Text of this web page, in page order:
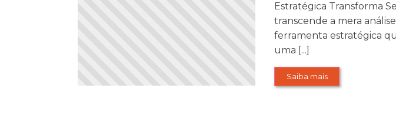
Estratégica Transforma
transcende a mera
ferramenta estratégica
uma [...]
Saiba mais